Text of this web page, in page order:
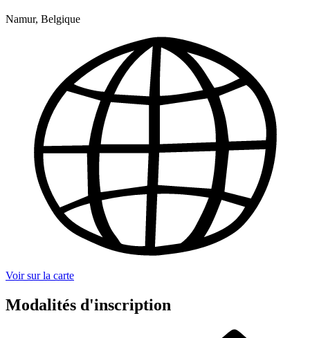
Namur, Belgique
Voir sur la carte
Modalités d'inscription